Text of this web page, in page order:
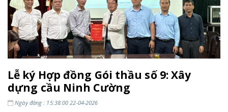
Lễ ký Hợp đồng Gói thầu số 9: Xây
dựng cầu Ninh Cường
Ngày đăng : 15:38:00 22-04-2026